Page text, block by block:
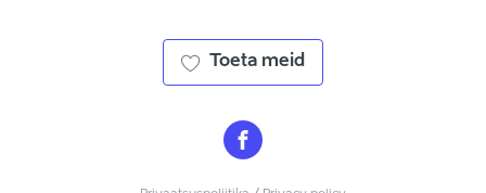
Toeta meid